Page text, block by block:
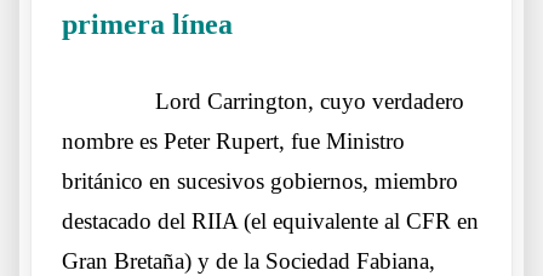
primera línea
Lord Carrington, cuyo verdadero
nombre es Peter Rupert, fue Ministro
británico en sucesivos gobiernos, miembro
destacado del RIIA (el equivalente al CFR en
Gran Bretaña) y de la Sociedad Fabiana,